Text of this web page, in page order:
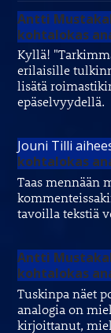
Antti
kohtalokas
Kyllä!
erilaisille
lisätä
epäselvyydellä.
Jouni Tilli
kohtalokas
Taas mennään
tavoilla tekstiä
Antti
kohtalokas
Tuskinpa näet
analogia on
kirjoittanut,